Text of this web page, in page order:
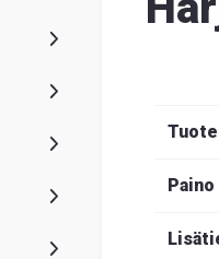
Tietoa
meistä
Paino